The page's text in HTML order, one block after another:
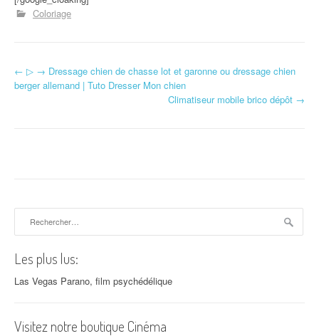
Coloriage
Navigation d'article
← ▷ → Dressage chien de chasse lot et garonne ou dressage chien
berger allemand | Tuto Dresser Mon chien
Climatiseur mobile brico dépôt →
Les plus lus:
Las Vegas Parano, film psychédélique
Visitez notre boutique Cinéma